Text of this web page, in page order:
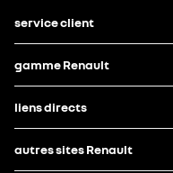
service client
gamme Renault
liens directs
autres sites Renault